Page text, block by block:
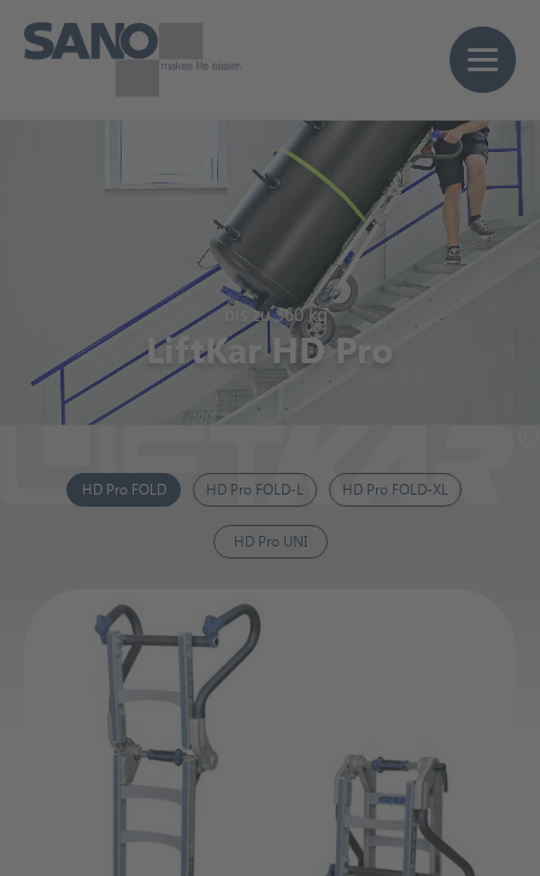
bis zu 360 kg
LiftKar HD Pro
HD Pro FOLD HD Pro FOLD-L HD Pro FOLD-XL
HD Pro UNI